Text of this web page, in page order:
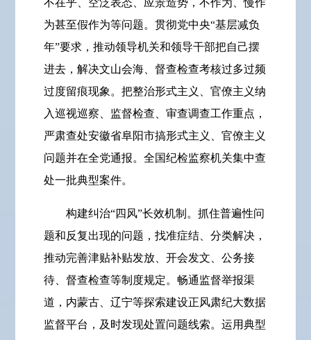
不在乎、空泛表态、应景造势，不作为、慢作
为甚至假作为等问题。贯彻党中央“基层减负
年”要求，推动领导机关和领导干部把自己摆
进去，解决文山会海、督查检查考核过多过频
过度留痕现象。把整治形式主义、官僚主义纳
入巡视巡察、监督检查、审查调查工作重点，
严肃查处安徽省阜阳市搞形式主义、官僚主义
问题并在全党通报。全国纪检监察机关集中查
处一批典型案件。
构建纠治“四风”长效机制。抓住普遍性问
题和反复出现的问题，找准症结、分类解决，
推动完善津贴补贴发放、开会发文、公务接
待、督查检查等制度规定。畅通监督举报渠
道，内蒙古、辽宁等探索建设正风肃纪大数据
监督平台，及时发现处置问题线索。运用典型